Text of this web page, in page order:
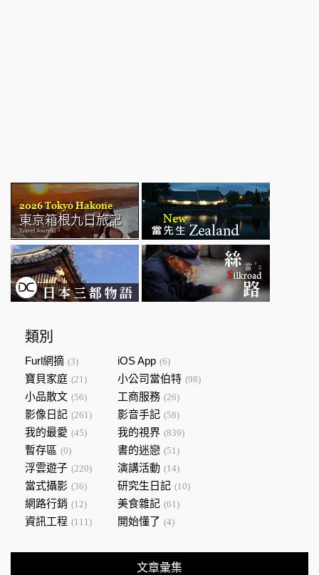
類別
Furl網摘 (3) iOS App (6)
寶貝家庭 (21) 小公司當伯特 (98)
小品散文 (56) 工商服務 (26)
影像日記 (261) 影音手記 (58)
我的最愛 (45) 我的視界 (839)
暫存區 (0) 書的迷戀 (51)
浮雲遊子 (220) 演講活動 (14)
當式攝影 (36) 研究生日記 (10)
網路行銷 (12) 美食雜記 (61)
資訊工程 (111) 開始懂了 (4)
文章彙集